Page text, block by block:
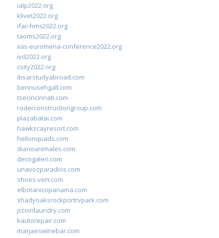
ialp2022.org
klivet2022.org
ifac-hms2022.org
taoms2022.org
iias-euromena-conference2022.org
ivd2022.org
csity2022.org
ibsarstudyabroad.com
bennusehgall.com
tsecincinnati.com
roderconstructiongroup.com
plazabatai.com
hawkscayresort.com
hellonquads.com
diarioanimales.com
decogaleri.com
unavozparadios.com
shoes-vert.com
elbotanicopanama.com
shadyoaksrockportrvpark.com
jccoinlaundry.com
kautorepair.com
marjaeswinebar.com